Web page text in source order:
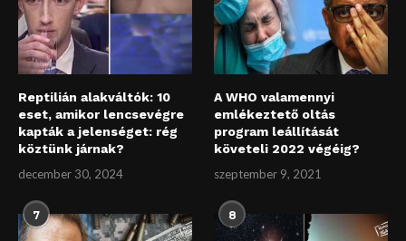
Reptilián alakváltók: 10
eset, amikor lencsevégre
kapták a jelenséget: rég
köztünk járnak?
december 30, 2024
A WHO valamennyi
emlékeztető oltás
program leállítását
követeli 2022 végéig?
szeptember 9, 2021
7 8